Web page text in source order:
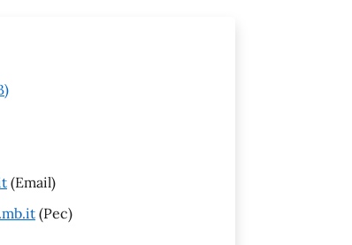
(Email)
(Pec)